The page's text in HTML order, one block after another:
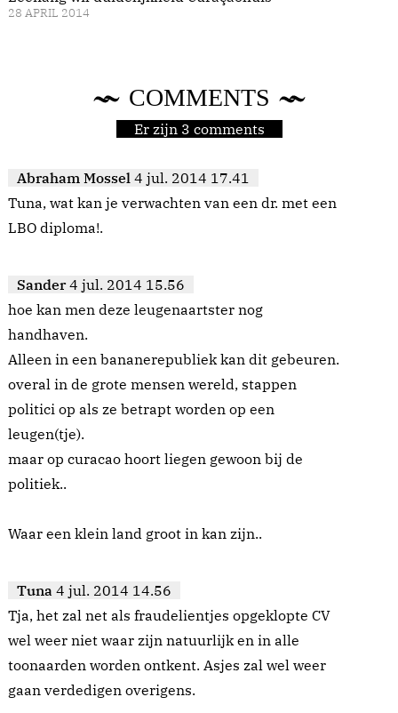
28 APRIL 2014
COMMENTS
Er zijn 3 comments
Abraham Mossel 4 jul. 2014 17.41
Tuna, wat kan je verwachten van een dr. met een
LBO diploma!.
Sander 4 jul. 2014 15.56
hoe kan men deze leugenaartster nog
handhaven.
Alleen in een bananerepubliek kan dit gebeuren.
overal in de grote mensen wereld, stappen
politici op als ze betrapt worden op een
leugen(tje).
maar op curacao hoort liegen gewoon bij de
politiek..
Waar een klein land groot in kan zijn..
Tuna 4 jul. 2014 14.56
Tja, het zal net als fraudelientjes opgeklopte CV
wel weer niet waar zijn natuurlijk en in alle
toonaarden worden ontkent. Asjes zal wel weer
gaan verdedigen overigens.